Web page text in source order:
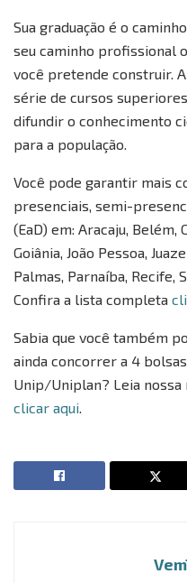
Sua graduação é o
seu caminho profissional
você pretende construir.
série de cursos
difundir o conhecimento
para a população.
Você pode garantir mais
presenciais, semi-
(EaD) em: Aracaju, Belém,
Goiânia, João Pessoa,
Palmas, Parnaíba, Recife,
Confira a lista completa
Sabia que você também
ainda concorrer a 4
Unip/Uniplan? Leia nossa
clicar aqui.